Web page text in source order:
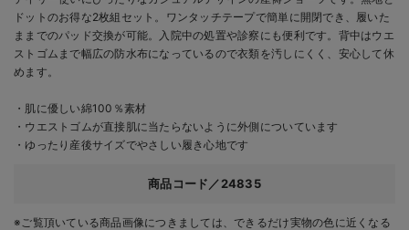
ドットのお得な2枚組セット。ワンタッチテープで簡単に開閉でき、履いた
ままでのパッド交換が可能。入院中の処置や診察にも便利です。背中はウエ
ストゴムまで幅広の防水布になっているので衣類を汚しにくく、安心して休
めます。
・肌に優しい綿100％素材
・ウエストゴムが直接肌に当たらないように外側についています
・ゆったり産後サイズでやさしい履き心地です
商品コード／24835
※ご覧頂いている商品画像につきましては、できるだけ実物の色に近くなる